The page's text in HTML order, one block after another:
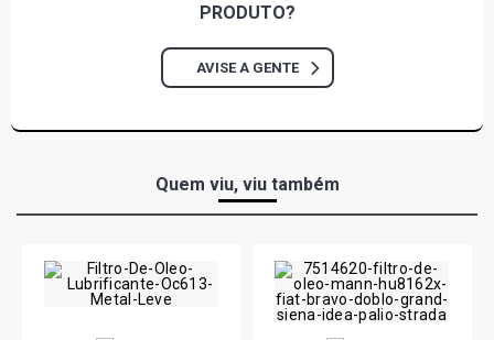
PRODUTO?
AVISE A GENTE
Quem viu, viu também